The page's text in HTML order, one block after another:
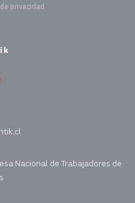
privacidad
Nacional de Trabajadores de